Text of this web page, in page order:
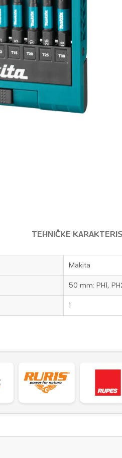
TEHNIČKE
Makita
50 mm: PH1,
1